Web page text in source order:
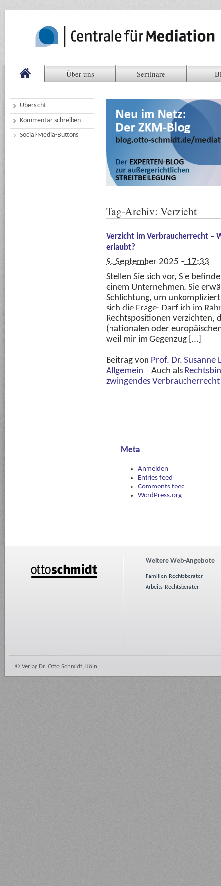
Über uns Seminare
Übersicht
Kommentar schreiben
Social-Media-Buttons
Tag-Archiv: Verzicht
Verzicht im Verbraucherrecht –
erlaubt?
9. September 2025 – 17:33
Stellen Sie sich vor, Sie
einem Unternehmen. Sie
Schlichtung, um
sich die Frage: Darf ich im
Rechtspositionen verzichten,
(nationalen oder
weil mir im Gegenzug […]
Beitrag von Prof. Dr. Susanne
Allgemein
Auch als
zwingendes Verbraucherrecht
Meta
Anmelden
Entries feed
Comments feed
WordPress.org
Weitere Web-Angebote
Familien-Rechtsberater
Arbeits-Rechtsberater
© Verlag Dr. Otto Schmidt, Köln